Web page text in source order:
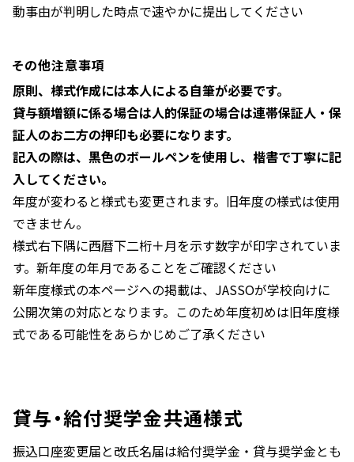
動事由が判明した時点で速やかに提出してください
その他注意事項
原則、様式作成には本人による自筆が必要です。
貸与額増額に係る場合は人的保証の場合は連帯保証人・保
証人のお二方の押印も必要になります。
記入の際は、黒色のボールペンを使用し、楷書で丁寧に記
入してください。
年度が変わると様式も変更されます。旧年度の様式は使用
できません。
様式右下隅に西暦下二桁＋月を示す数字が印字されていま
す。新年度の年月であることをご確認ください
新年度様式の本ページへの掲載は、JASSOが学校向けに
公開次第の対応となります。このため年度初めは旧年度様
式である可能性をあらかじめご了承ください
貸与・給付奨学金共通様式
振込口座変更届と改氏名届は給付奨学金・貸与奨学金とも